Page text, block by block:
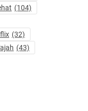
(104)
(32)
(43)